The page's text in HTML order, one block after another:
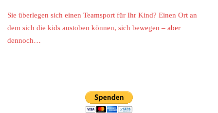
Sie überlegen sich einen Teamsport für Ihr Kind? Einen Ort an
dem sich die kids austoben können, sich bewegen – aber
dennoch…